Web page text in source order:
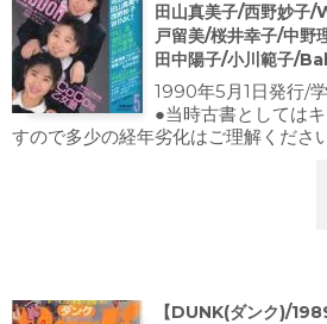
田山真美子/西野妙子
戸留美/桜井幸子/中野
田中陽子/小川範子/
1990年5月1日発行/
●当時古書としては
すので多少の経年劣化はご理解くださ
【DUNK(ダンク)/